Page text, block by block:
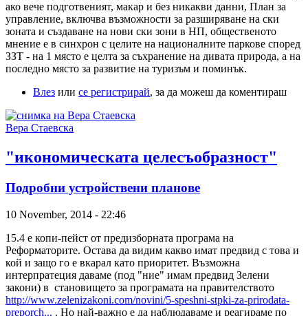
ако вече подготвеният, макар и без никакви данни, План за
управление, включва възможности за разширяване на ски
зоната и създаване на нови ски зони в НП, общественото
мнение е в синхрон с целите на националните паркове според
ЗЗТ - на 1 място е целта за съхранение на дивата природа, а на
последно място за развитие на туризъм и поминък.
Влез или се регистрирай, за да можеш да коментираш
Вера Стаевска
"икономическата целесъобразност"
Подробни устройствени планове
10 November, 2014 - 22:46
15.4 е копи-пейст от предизборната програма на
Реформаторите. Остава да видим какво имат предвид с това и
кой и защо го е вкарал като приоритет. Възможна
интерпратеция даваме (под "ние" имам предвид Зелени
закони) в становището за програмата на правителството
http://www.zelenizakoni.com/novini/5-speshni-stpki-za-prirodata-
preporch... . Но най-важно е да наблюдаваме и реагираме по